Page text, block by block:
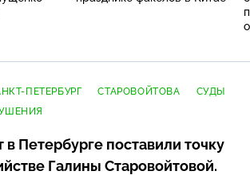
ПЕТЕРБУРГ СТАРОВОЙТОВА
СУДЫ
в Петербурге поставили точку
Галины Старовойтовой.